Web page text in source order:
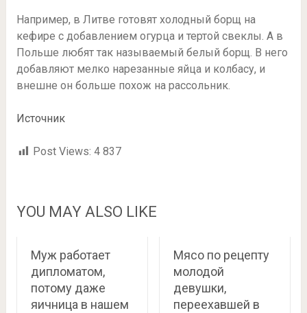
Например, в Литве готовят холодный борщ на
кефире с добавлением огурца и тертой свеклы. А в
Польше любят так называемый белый борщ. В него
добавляют мелко нарезанные яйца и колбасу, и
внешне он больше похож на рассольник.
Источник
Post Views: 4 837
YOU MAY ALSO LIKE
Муж работает
дипломатом,
потому даже
яичница в нашем
Мясо по рецепту
молодой
девушки,
переехавшей в